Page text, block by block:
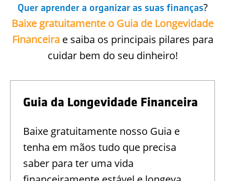
Quer aprender a organizar as suas finanças?
Baixe gratuitamente o Guia de Longevidade
Financeirae saiba os principais pilares para
cuidar bem do seu dinheiro!
Guia da Longevidade Financeira
Baixe gratuitamente nosso Guia e
tenha em mãos tudo que precisa
saber para ter uma vida